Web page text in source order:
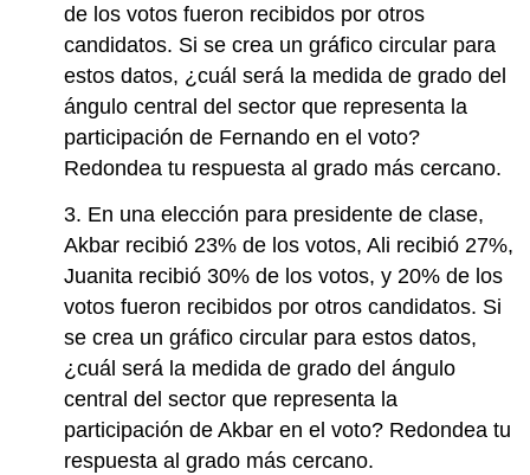
de los votos fueron recibidos por otros
candidatos. Si se crea un gráfico circular para
estos datos, ¿cuál será la medida de grado del
ángulo central del sector que representa la
participación de Fernando en el voto?
Redondea tu respuesta al grado más cercano.
3. En una elección para presidente de clase,
Akbar recibió 23% de los votos, Ali recibió 27%,
Juanita recibió 30% de los votos, y 20% de los
votos fueron recibidos por otros candidatos. Si
se crea un gráfico circular para estos datos,
¿cuál será la medida de grado del ángulo
central del sector que representa la
participación de Akbar en el voto? Redondea tu
respuesta al grado más cercano.